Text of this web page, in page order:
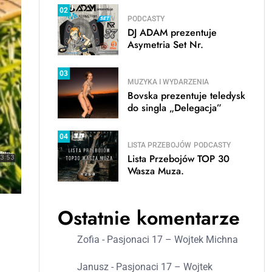
02
PODCASTY
DJ ADAM prezentuje
Asymetria Set Nr.
03
MUZYKA I WYDARZENIA
Bovska prezentuje teledysk
do singla „Delegacja”
04
LISTA PRZEBOJÓW PODCASTY
Lista Przebojów TOP 30
Wasza Muza.
Ostatnie komentarze
Zofia - Pasjonaci 17 – Wojtek Michna
Janusz - Pasjonaci 17 – Wojtek